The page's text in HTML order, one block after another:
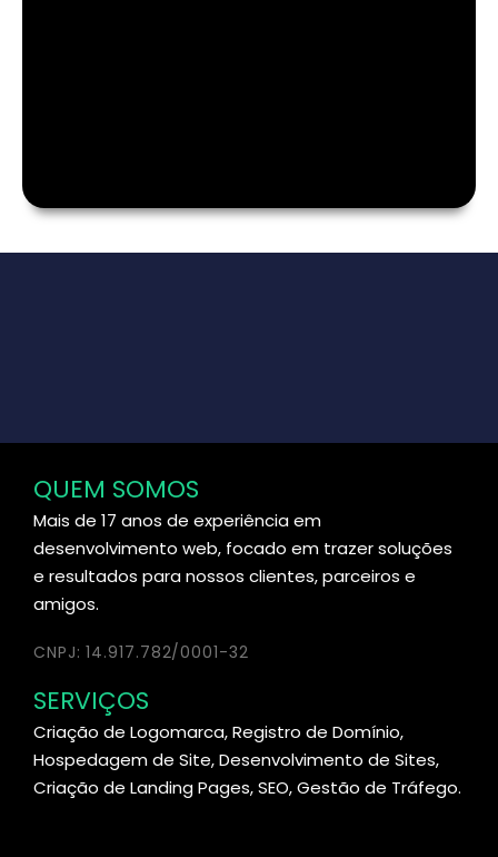
QUEM SOMOS
Mais de 17 anos de experiência em
desenvolvimento web, focado em trazer soluções
e resultados para nossos clientes, parceiros e
amigos.
CNPJ: 14.917.782/0001-32
SERVIÇOS
Criação de Logomarca, Registro de Domínio,
Hospedagem de Site, Desenvolvimento de Sites,
Criação de Landing Pages, SEO, Gestão de Tráfego.